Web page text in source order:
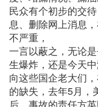
民众有个初步的交
息、删除网上消息
不严重，
一言以蔽之，无论
生爆炸，还是今天
向这些国企老大们
的缺失，去年5月，